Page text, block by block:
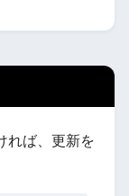
れば、更新を